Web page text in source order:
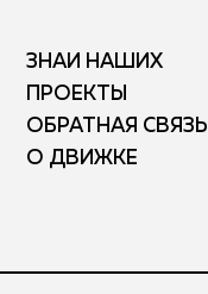
ЗНАЙ НАШИХ
ПРОЕКТЫ
ОБРАТНАЯ СВЯЗЬ
О ДВИЖКЕ